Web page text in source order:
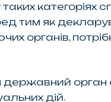
категоріях
тим як
органів,
орган
дій.